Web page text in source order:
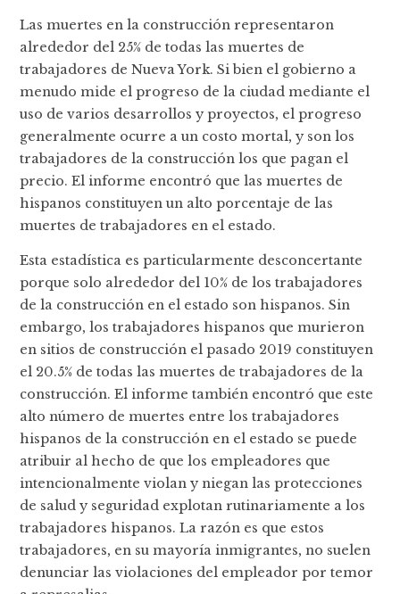
Las muertes en la construcción representaron
alrededor del 25% de todas las muertes de
trabajadores de Nueva York. Si bien el gobierno a
menudo mide el progreso de la ciudad mediante el
uso de varios desarrollos y proyectos, el progreso
generalmente ocurre a un costo mortal, y son los
trabajadores de la construcción los que pagan el
precio. El informe encontró que las muertes de
hispanos constituyen un alto porcentaje de las
muertes de trabajadores en el estado.
Esta estadística es particularmente desconcertante
porque solo alrededor del 10% de los trabajadores
de la construcción en el estado son hispanos. Sin
embargo, los trabajadores hispanos que murieron
en sitios de construcción el pasado 2019 constituyen
el 20.5% de todas las muertes de trabajadores de la
construcción. El informe también encontró que este
alto número de muertes entre los trabajadores
hispanos de la construcción en el estado se puede
atribuir al hecho de que los empleadores que
intencionalmente violan y niegan las protecciones
de salud y seguridad explotan rutinariamente a los
trabajadores hispanos. La razón es que estos
trabajadores, en su mayoría inmigrantes, no suelen
denunciar las violaciones del empleador por temor